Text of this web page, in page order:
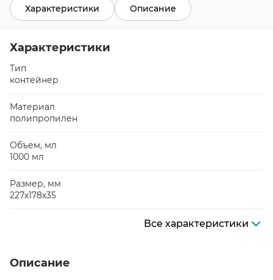
Характеристики Описание
Характеристики
Тип
контейнер
Материал
полипропилен
Объем, мл
1000 мл
Размер, мм
227х178х35
Все характеристики
Описание